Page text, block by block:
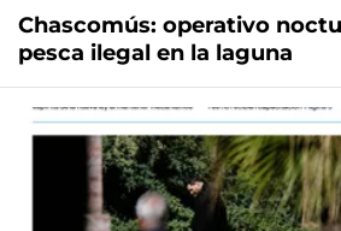
Chascomús: operativo
pesca ilegal en la laguna